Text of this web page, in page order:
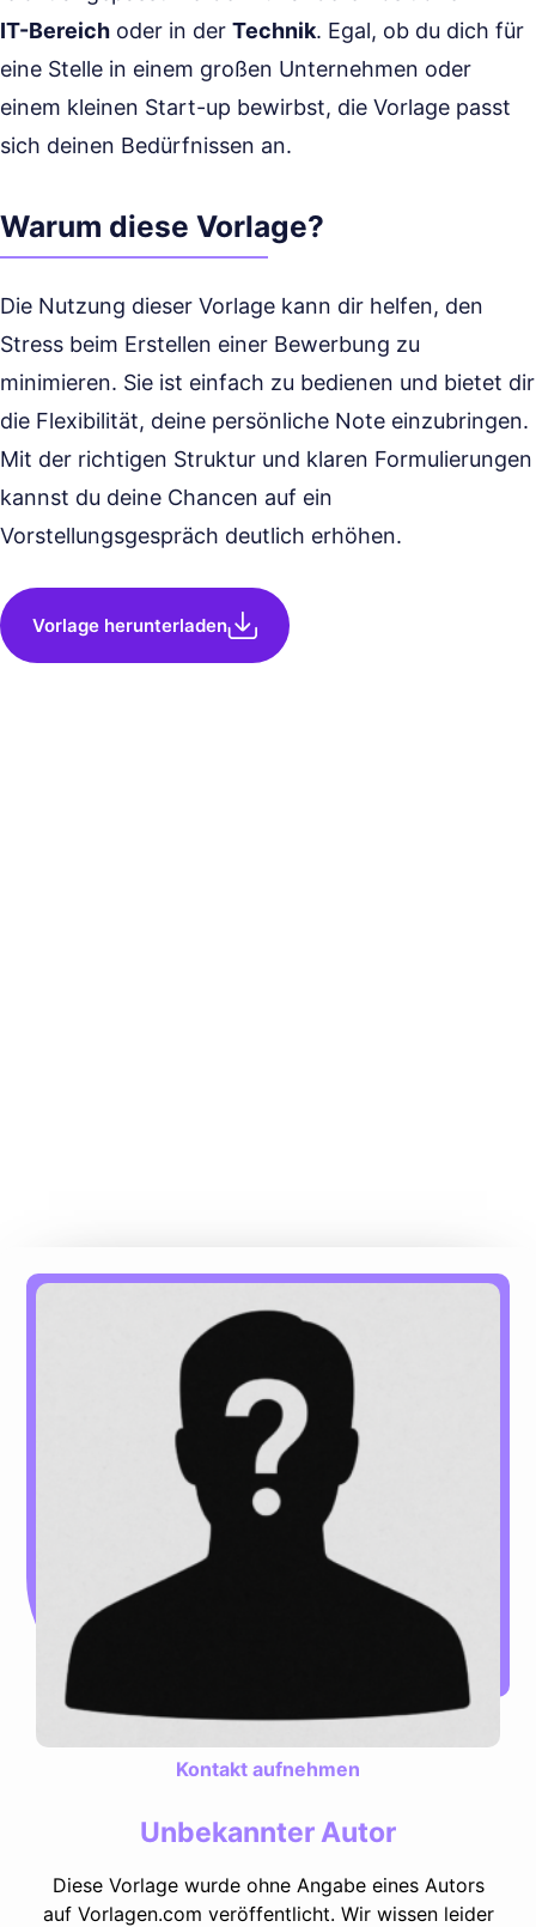
IT-Bereich oder in der Technik. Egal, ob du dich für
eine Stelle in einem großen Unternehmen oder
einem kleinen Start-up bewirbst, die Vorlage passt
sich deinen Bedürfnissen an.
Warum diese Vorlage?
Die Nutzung dieser Vorlage kann dir helfen, den
Stress beim Erstellen einer Bewerbung zu
minimieren. Sie ist einfach zu bedienen und bietet dir
die Flexibilität, deine persönliche Note einzubringen.
Mit der richtigen Struktur und klaren Formulierungen
kannst du deine Chancen auf ein
Vorstellungsgespräch deutlich erhöhen.
Vorlage herunterladen
Kontakt aufnehmen
Unbekannter Autor
Diese Vorlage wurde ohne Angabe eines Autors
auf Vorlagen.com veröffentlicht. Wir wissen leider